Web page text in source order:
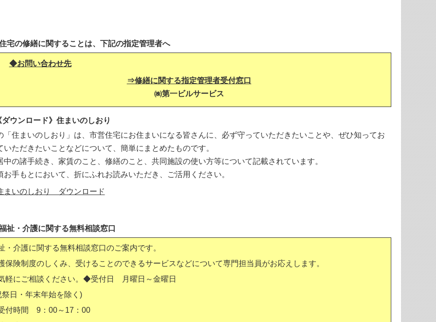
宅の修繕に関することは、下記の指定管理者へ
◆お問い合わせ先
⇒修繕に関する指定管理者受付窓口
㈱第一ビルサービス
ダウンロード》住まいのしおり
「住まいのしおり」は、市営住宅にお住まいになる皆さんに、必ず守っていただきたいことや、ぜひ知ってお
いただきたいことなどについて、簡単にまとめたものです。
中の諸手続き、家賃のこと、修繕のこと、共同施設の使い方等について記載されています。
お手もとにおいて、折にふれお読みいただき、ご活用ください。
まいのしおり ダウンロード
祉・介護に関する無料相談窓口
・介護に関する無料相談窓口のご案内です。
保険制度のしくみ、受けることのできるサービスなどについて専門担当員がお応えします。
軽にご相談ください。◆受付日 月曜日～金曜日
祭日・年末年始を除く)
付時間 9：00～17：00